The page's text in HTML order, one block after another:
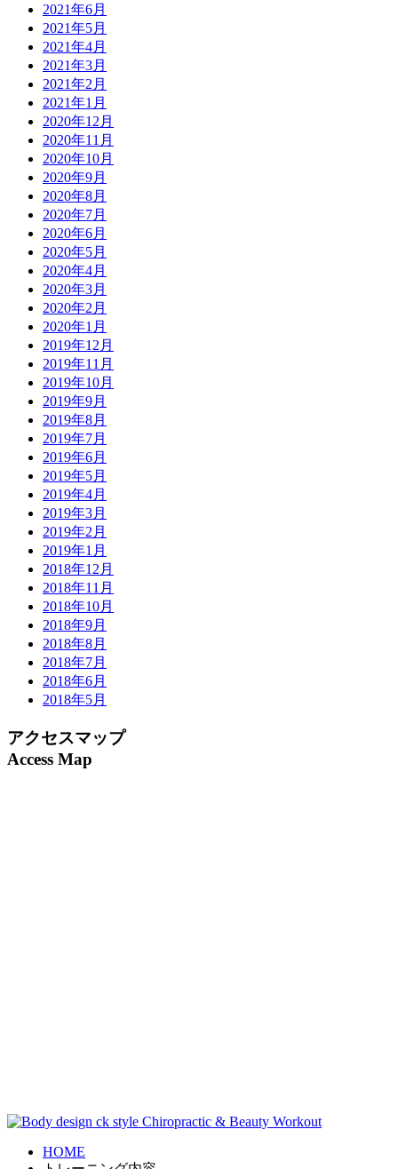
2021年6月
2021年5月
2021年4月
2021年3月
2021年2月
2021年1月
2020年12月
2020年11月
2020年10月
2020年9月
2020年8月
2020年7月
2020年6月
2020年5月
2020年4月
2020年3月
2020年2月
2020年1月
2019年12月
2019年11月
2019年10月
2019年9月
2019年8月
2019年7月
2019年6月
2019年5月
2019年4月
2019年3月
2019年2月
2019年1月
2018年12月
2018年11月
2018年10月
2018年9月
2018年8月
2018年7月
2018年6月
2018年5月
アクセスマップ
Access Map
HOME